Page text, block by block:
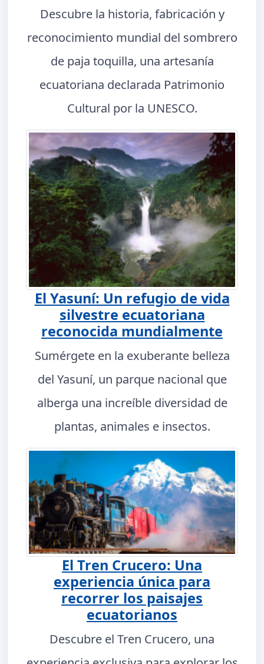
Descubre la historia, fabricación y
reconocimiento mundial del sombrero
de paja toquilla, una artesanía
ecuatoriana declarada Patrimonio
Cultural por la UNESCO.
El Yasuní: Un refugio de vida
silvestre ecuatoriana
reconocida mundialmente
Sumérgete en la exuberante belleza
del Yasuní, un parque nacional que
alberga una increíble diversidad de
plantas, animales e insectos.
El Tren Crucero: Una
experiencia única para
recorrer los paisajes
ecuatorianos
Descubre el Tren Crucero, una